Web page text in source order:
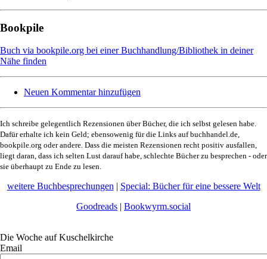
Bookpile
Buch via bookpile.org bei einer Buchhandlung/Bibliothek in deiner
Nähe finden
Neuen Kommentar hinzufügen
Ich schreibe gelegentlich Rezensionen über Bücher, die ich selbst gelesen habe.
Dafür erhalte ich kein Geld; ebensowenig für die Links auf buchhandel.de,
bookpile.org oder andere. Dass die meisten Rezensionen recht positiv ausfallen,
liegt daran, dass ich selten Lust darauf habe, schlechte Bücher zu besprechen - oder
sie überhaupt zu Ende zu lesen.
weitere Buchbesprechungen | Special: Bücher für eine bessere Welt
Goodreads | Bookwyrm.social
Die Woche auf Kuschelkirche
Email